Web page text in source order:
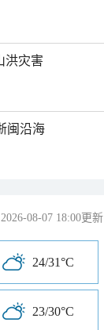
洪灾害
闽沿海
2026-08-07 18:00更新
24/31°C
23/30°C